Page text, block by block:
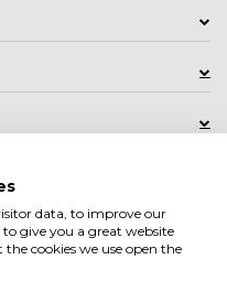
data, to improve our
give you a great website
cookies we use open the